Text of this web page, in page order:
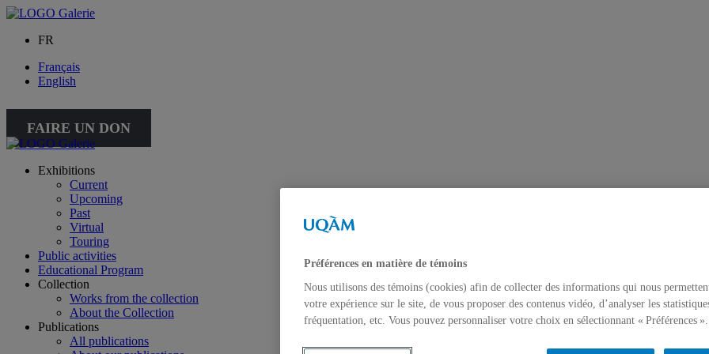
FR
Français
English
FAIRE UN DON
Exhibitions
Current
Upcoming
Past
Virtual
Touring
Public activities
Educational Program
Collection
Works from the collection
About the Collection
Publications
All publications
Préférences en matière de témoins
Nous utilisons des témoins (cookies) afin de collecter des informations qui nous
votre expérience sur le site, de vous proposer des contenus vidéo, d’analyser les
fréquentation, etc. Vous pouvez personnaliser votre choix en sélectionnant « Préférences ».